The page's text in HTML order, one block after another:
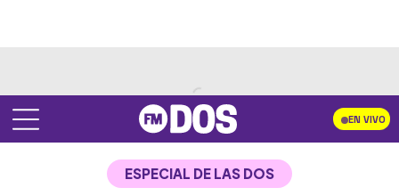
EN VIVO
ESPECIAL DE LAS DOS